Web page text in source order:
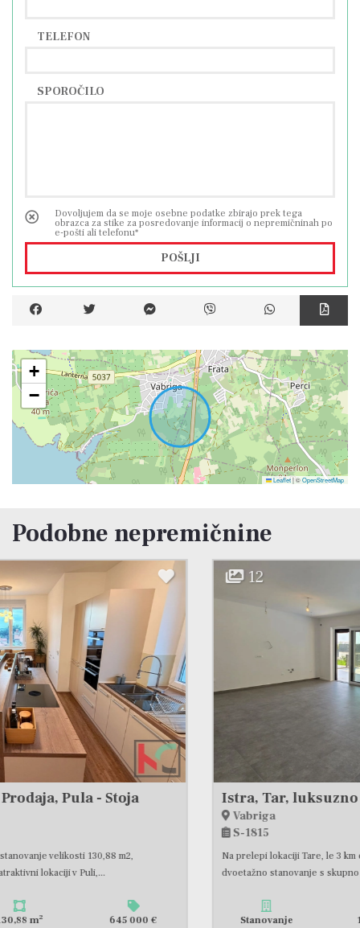
TELEFON
SPOROČILO
Dovoljujem da se moje osebne podatke zbirajo prek tega
obrazca za stike za posredovanje informacij o nepremičninah po
e-pošti ali telefonu*
POŠLJI
+
−
Leaflet|©OpenStreetMap
Podobne nepremičnine
12
Istra, Tar, luksuzno stanovanje 152,13m2 z zasebnim bazenom #prodaja
Na prelepi lokaciji Tare, le 3 km od morja, je naprodaj prostorno
dvoetažno stanovanje s skupno površino 152,13 m2. V...
Stanovanje 565 000 €